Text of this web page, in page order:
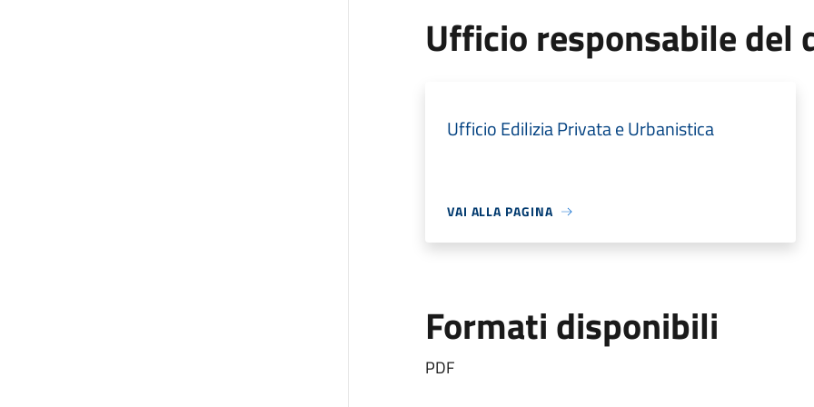
Ufficio responsabile del
Ufficio Edilizia Privata e Urbanistica
VAI ALLA PAGINA
Formati disponibili
PDF